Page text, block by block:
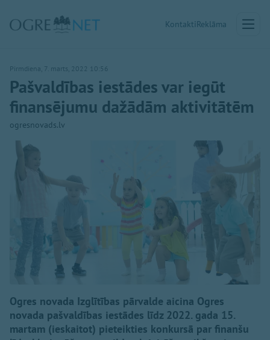
KontaktiReklāma
Pirmdiena, 7. marts, 2022 10:56
Pašvaldības iestādes var iegūt
finansējumu dažādām aktivitātēm
ogresnovads.lv
Ogres novada Izglītības pārvalde aicina Ogres
novada pašvaldības iestādes līdz 2022. gada 15.
martam (ieskaitot) pieteikties konkursā par finanšu